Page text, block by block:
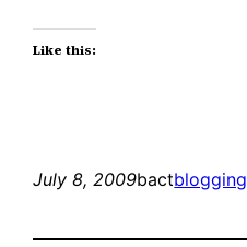
Like this:
July 8, 2009bactblogging